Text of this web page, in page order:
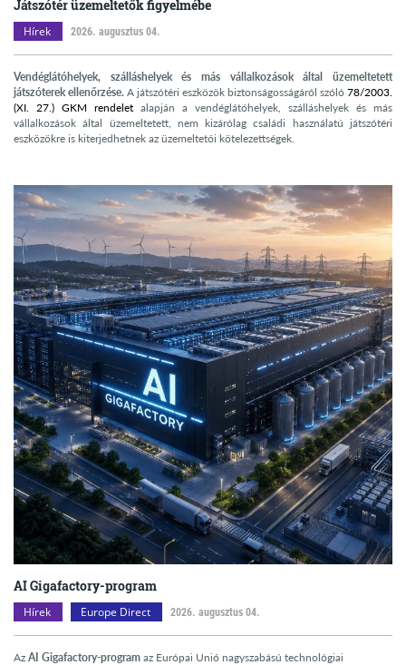
Játszótér üzemeltetők figyelmébe
Hírek 2026. augusztus 04.
Vendéglátóhelyek, szálláshelyek és más vállalkozások által üzemeltetett
játszóterek ellenőrzése. A játszótéri eszközök biztonságosságáról szóló 78/2003.
(XI. 27.) GKM rendelet alapján a vendéglátóhelyek, szálláshelyek és más
vállalkozások által üzemeltetett, nem kizárólag családi használatú játszótéri
eszközökre is kiterjedhetnek az üzemeltetői kötelezettségek.
AI Gigafactory-program
Hírek Europe Direct 2026. augusztus 04.
Az AI Gigafactory-program az Európai Unió nagyszabású technológiai